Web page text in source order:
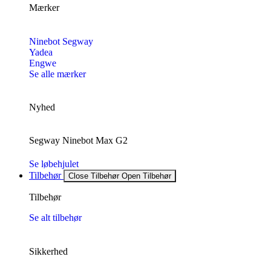
Mærker
Ninebot Segway
Yadea
Engwe
Se alle mærker
Nyhed
Segway Ninebot Max G2
Se løbehjulet
Tilbehør
Close Tilbehør Open Tilbehør
Tilbehør
Se alt tilbehør
Sikkerhed